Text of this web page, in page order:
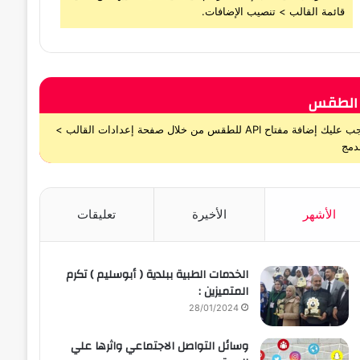
قائمة القالب > تنصيب الإضافات.
الطقس
يجب عليك إضافة مفتاح API للطقس من خلال صفحة إعدادات القالب >
الأشهر الأخيرة تعليقات
الخدمات الطبية ببلدية ( أبوسليم ) تكرم
المتميزين :
28/01/2024
وسائل التواصل الاجتماعي واثرها علي